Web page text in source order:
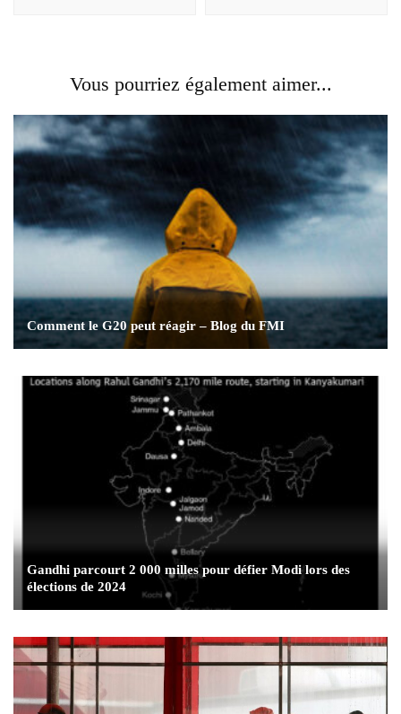
Vous pourriez également aimer...
Comment le G20 peut réagir – Blog du FMI
Gandhi parcourt 2 000 milles pour défier Modi lors des
élections de 2024